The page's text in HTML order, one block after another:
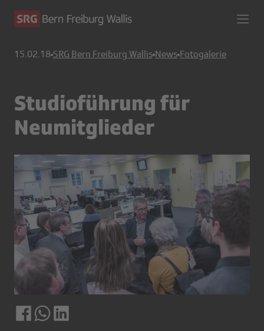
15.02.18 SRG Bern Freiburg Wallis News Fotogalerie
Studioführung für
Neumitglieder